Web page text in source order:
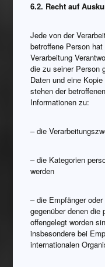
6.2. Recht auf
Jede von der
betroffene Person
Verarbeitung
die zu seiner Person
Daten und eine
stehen der
Informationen zu:
– die
– die Kategorien
werden
– die Empfänger
gegenüber denen die
offengelegt worden
insbesondere bei
internationalen